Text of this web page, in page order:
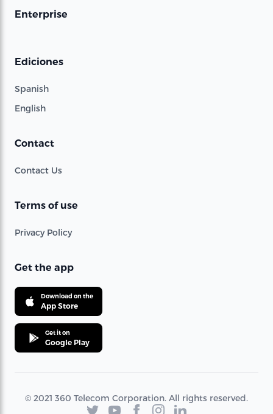
Enterprise
Ediciones
Spanish
English
Contact
Contact Us
Terms of use
Privacy Policy
Get the app
Download on the
App Store
Get it on
Google Play
© 2021 360 Telecom Corporation. All rights reserved.